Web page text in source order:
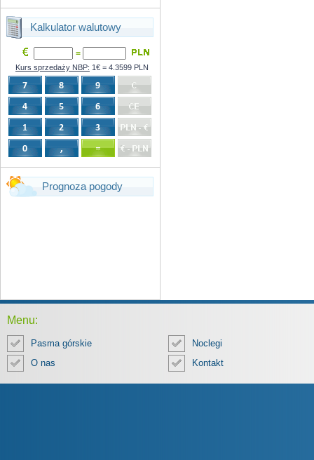
Kalkulator walutowy
=
Kurs sprzedaży NBP: 1€ = 4.3599 PLN
Prognoza pogody
Menu:
Pasma górskie
Noclegi
O nas
Kontakt